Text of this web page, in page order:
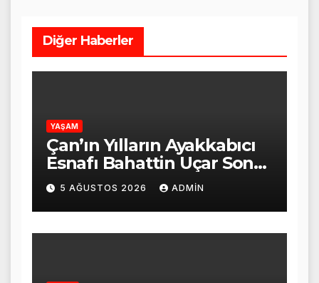
Diğer Haberler
YAŞAM
Çan’ın Yılların Ayakkabıcı
Esnafı Bahattin Uçar Son
Yolculuğuna Uğurlandı
5 AĞUSTOS 2026 ADMIN